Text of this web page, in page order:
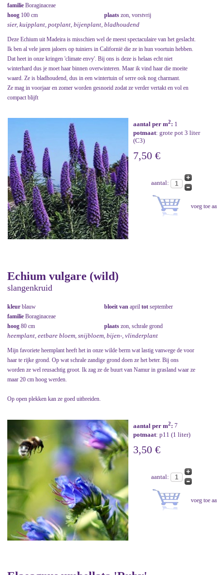
familie Boraginaceae
hoog 100 cm plaats zon, vorstvrij
sier, kuipplant, potplant, bijenplant, bladhoudend
Deze Echium uit Madeira is misschien wel de meest spectaculaire van het geslacht.
Ik ben al vele jaren jaloers op tuiniers in Californië die ze in hun voortuin hebben.
Dat heet in onze kringen 'climate envy'. Bij ons is deze is helaas echt niet
winterhard dus je moet haar binnen overwinteren. Maar ik vind haar die moeite
waard. Ze is bladhoudend, dus in een wintertuin of serre ook nog charmant.
Ze mag in voorjaar en zomer worden gesnoeid zodat ze verder vertakt en vol en
compact blijft
aantal per m2: 1
potmaat: grote pot 3 liter
(C3)
7,50 €
aantal:
Echium vulgare (wild)
slangenkruid
kleur blauw bloeit van april tot september
familie Boraginaceae
hoog 80 cm plaats zon, schrale grond
heemplant, eetbare bloem, snijbloem, bijen-, vlinderplant
Mijn favoriete heemplant heeft het in onze wilde berm wat lastig vanwege de voor
haar te rijke grond. Op wat schrale zandige grond doen ze het beter. Bij ons
worden ze wel reusachtig groot. Ik zag ze de buurt van Namur in grasland waar ze
maar 20 cm hoog werden.
Op open plekken kan ze goed uitbreiden.
aantal per m2: 7
potmaat: p11 (1 liter)
3,50 €
aantal: